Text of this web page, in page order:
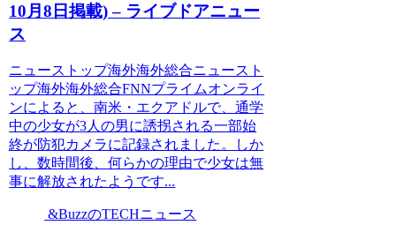
10月8日掲載) – ライブドアニュー
ス
ニューストップ海外海外総合ニュースト
ップ海外海外総合FNNプライムオンライ
ンによると、南米・エクアドルで、通学
中の少女が3人の男に誘拐される一部始
終が防犯カメラに記録されました。しか
し、数時間後、何らかの理由で少女は無
事に解放されたようです...
&BuzzのTECHニュース